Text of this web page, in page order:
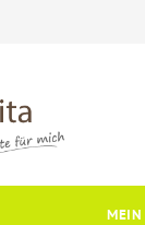
MEIN